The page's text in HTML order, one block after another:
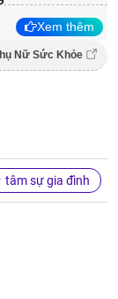
Xem thêm
Nữ Sức Khỏe
tâm sự gia đình